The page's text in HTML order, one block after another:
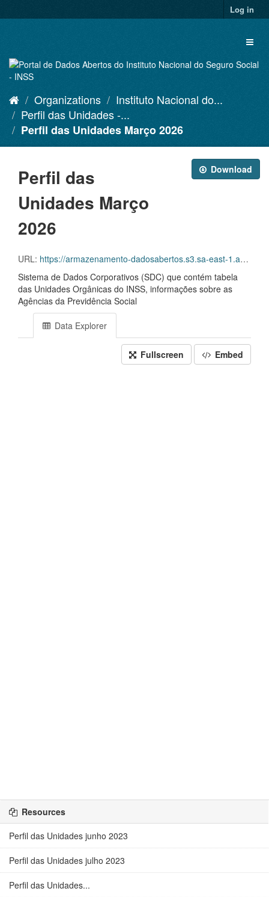
to
Log in
Organizations
Instituto Nacional do...
Perfil das Unidades -...
Perfil das Unidades Março 2026
Download
Perfil das
Unidades Março
2026
URL: https://armazenamento-dadosabertos.s3.sa-east-1.amazonaws.com/PDA_2025_2027/Grupos_de_dados/Perfil+das+Unidades/agencias_da_previdencia_social_202603.xlsx
Sistema de Dados Corporativos (SDC) que contém tabela
das Unidades Orgânicas do INSS, informações sobre as
Agências da Previdência Social
Data Explorer
Fullscreen Embed
Resources
Perfil das Unidades junho 2023
Perfil das Unidades julho 2023
Perfil das Unidades...